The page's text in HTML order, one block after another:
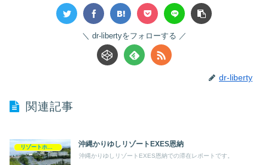
dr-libertyをフォローする
dr-liberty
関連記事
リゾートホテルめぐり 沖縄かりゆしリゾートEXES恩納
沖縄かりゆしリゾートEXES恩納での滞在レポートです。